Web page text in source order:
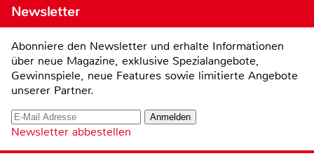
Newsletter
Abonniere den Newsletter und erhalte Informationen
über neue Magazine, exklusive Spezialangebote,
Gewinnspiele, neue Features sowie limitierte Angebote
unserer Partner.
Newsletter abbestellen